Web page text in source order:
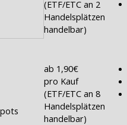
(ETF/ETC an 2
Handelsplätzen
handelbar)
ab 1,90€
pro Kauf
(ETF/ETC an 8
Handelsplätzen
handelbar)